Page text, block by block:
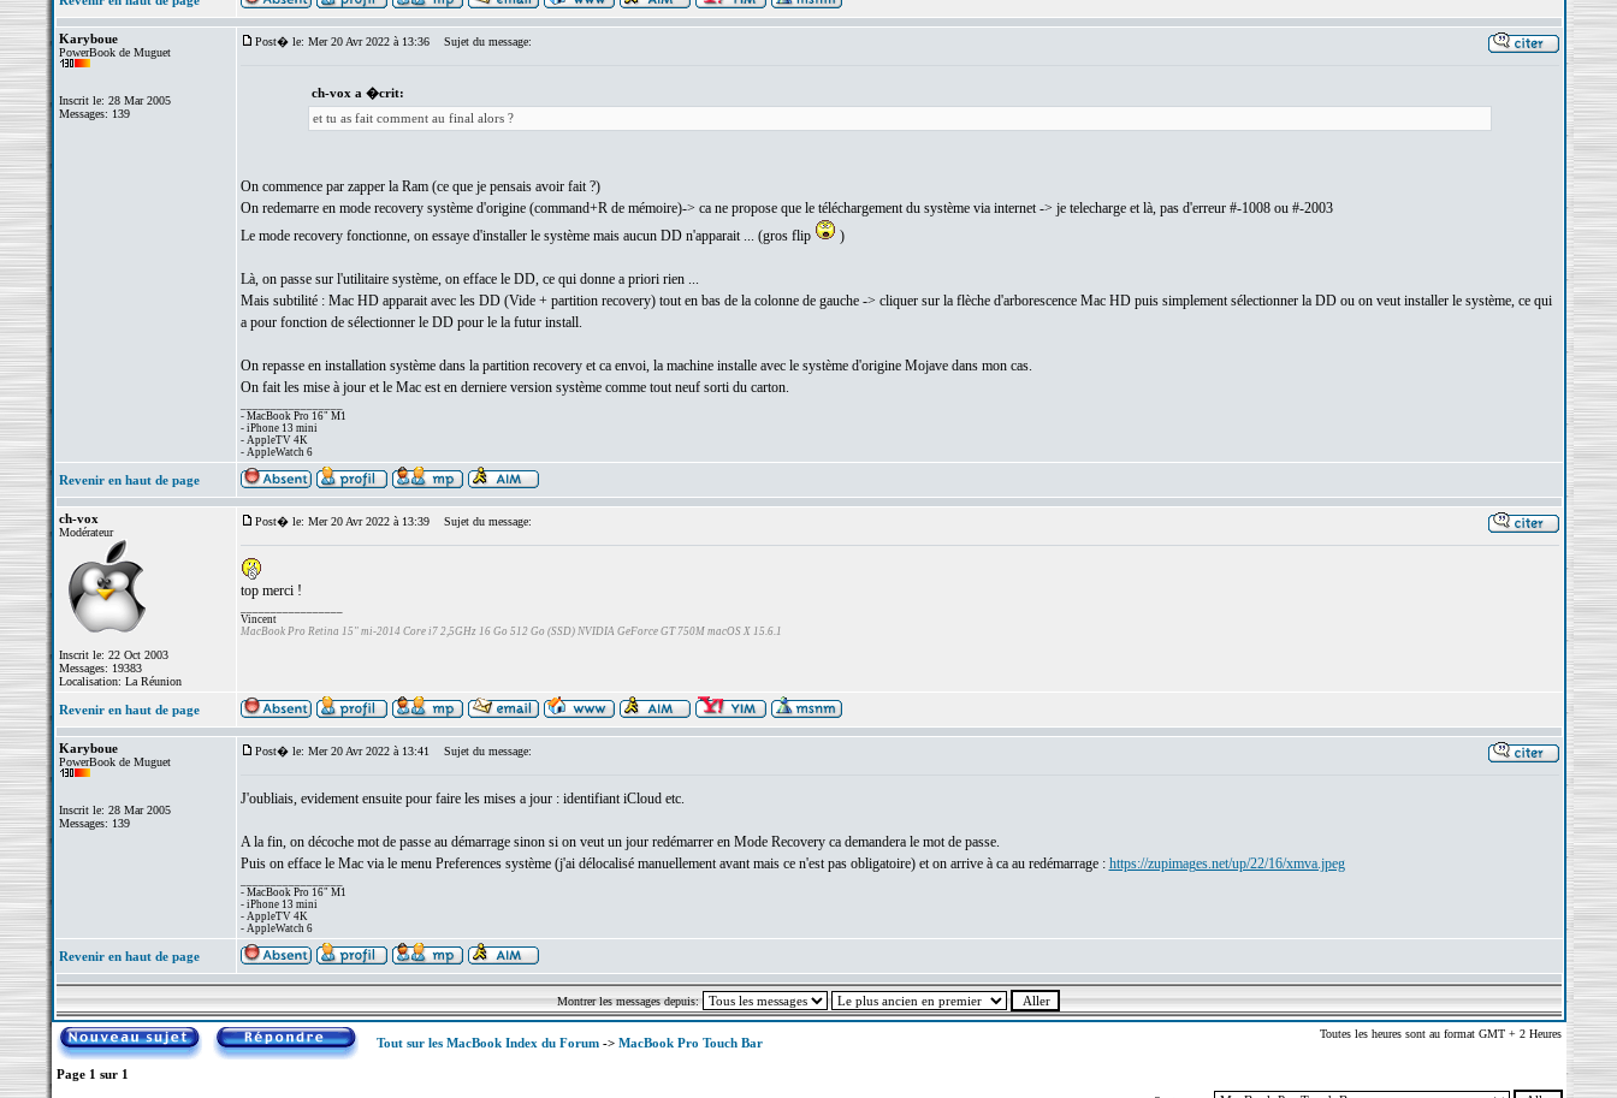
Karyboue
PowerBook de Muguet
Inscrit le: 28 Mar 2005
Messages: 139
Post� le: Mer 20 Avr 2022 à 13:36 Sujet du message:
ch-vox a �crit:
et tu as fait comment au final alors ?
On commence par zapper la Ram (ce que je pensais avoir fait ?)
On redemarre en mode recovery système d'origine (command+R de mémoire)-> ca ne propose que le téléchargement du système via internet -> je telecharge et là, pas d'erreur #-1008 ou #-2003
Le mode recovery fonctionne, on essaye d'installer le système mais aucun DD n'apparait ... (gros flip
)
Là, on passe sur l'utilitaire système, on efface le DD, ce qui donne a priori rien ...
Mais subtilité : Mac HD apparait avec les DD (Vide + partition recovery) tout en bas de la colonne de gauche -> cliquer sur la flèche d'arborescence Mac HD puis simplement sélectionner la DD ou on veut installer le système, ce qui
a pour fonction de sélectionner le DD pour le la futur install.
On repasse en installation système dans la partition recovery et ca envoi, la machine installe avec le système d'origine Mojave dans mon cas.
On fait les mise à jour et le Mac est en derniere version système comme tout neuf sorti du carton.
- MacBook Pro 16" M1
- iPhone 13 mini
- AppleTV 4K
- AppleWatch 6
Revenir en haut de page
ch-vox
Modérateur
Inscrit le: 22 Oct 2003
Messages: 19383
Localisation: La Réunion
Post� le: Mer 20 Avr 2022 à 13:39 Sujet du message:
top merci !
Vincent
MacBook Pro Retina 15" mi-2014 Core i7 2,5GHz 16 Go 512 Go (SSD) NVIDIA GeForce GT 750M macOS X 15.6.1
Revenir en haut de page
Karyboue
PowerBook de Muguet
Inscrit le: 28 Mar 2005
Messages: 139
Post� le: Mer 20 Avr 2022 à 13:41 Sujet du message:
J'oubliais, evidement ensuite pour faire les mises a jour : identifiant iCloud etc.
A la fin, on décoche mot de passe au démarrage sinon si on veut un jour redémarrer en Mode Recovery ca demandera le mot de passe.
Puis on efface le Mac via le menu Preferences système (j'ai délocalisé manuellement avant mais ce n'est pas obligatoire) et on arrive à ca au redémarrage : https://zupimages.net/up/22/16/xmva.jpeg
- MacBook Pro 16" M1
- iPhone 13 mini
- AppleTV 4K
- AppleWatch 6
Revenir en haut de page
Montrer les messages depuis:
Tout sur les MacBook Index du Forum-> MacBook Pro Touch Bar
Toutes les heures sont au format GMT + 2 Heures
Page 1 sur 1